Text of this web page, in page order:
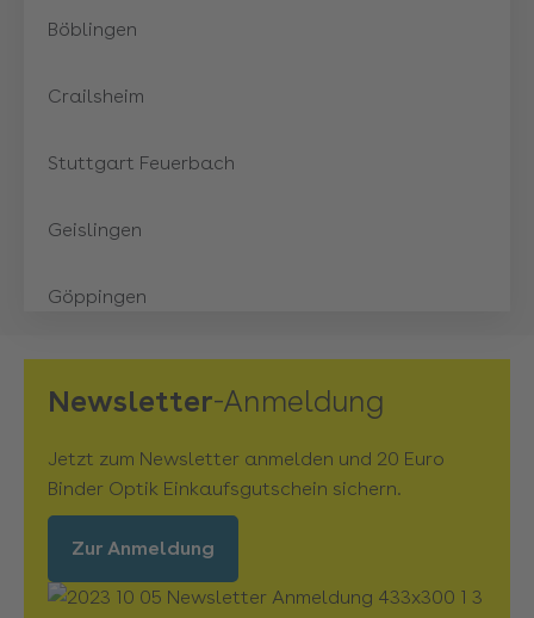
Böblingen
Crailsheim
Stuttgart Feuerbach
Geislingen
Göppingen
Günzburg
Heidenheim Schloss Arkaden
Heilbronn Stadtgalerie
Newsletter-Anmeldung
Jetzt zum Newsletter anmelden und 20 Euro
Binder Optik Einkaufsgutschein sichern.
Zur Anmeldung